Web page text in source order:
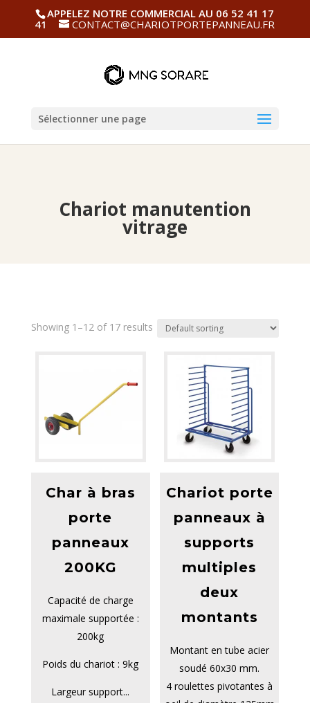
APPELEZ NOTRE COMMERCIAL AU 06 52 41 17
41
CONTACT@CHARIOTPORTEPANNEAU.FR
Sélectionner une page
Chariot manutention
vitrage
Showing 1–12 of 17 results
Char à bras
porte
panneaux
200KG
Capacité de charge
maximale supportée :
200kg
Poids du chariot : 9kg
Largeur support...
Chariot porte
panneaux à
supports
multiples
deux
montants
Montant en tube acier
soudé 60x30 mm.
4 roulettes pivotantes à